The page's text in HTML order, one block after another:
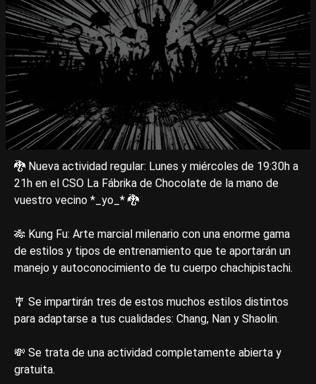
🐉 Nueva actividad regular: Lunes y miércoles de 19:30h a
21h en el CSO La Fábrika de Chocolate de la mano de
vuestro vecino *_yo_* 🐉
🎋 Kung Fu: Arte marcial milenario con una enorme gama
de estilos y tipos de entrenamiento que te aportarán un
manejo y autoconocimiento de tu cuerpo chachipistachi.
🎐 Se impartirán tres de estos muchos estilos distintos
para adaptarse a tus cualidades: Chang, Nan y Shaolin.
💸 Se trata de una actividad completamente abierta y
gratuita.